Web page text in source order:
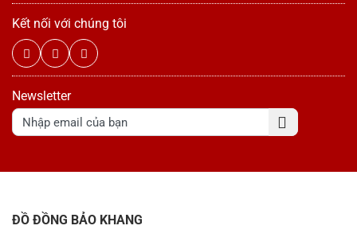
Kết nối với chúng tôi
Newsletter
ĐỒ ĐỒNG BẢO KHANG